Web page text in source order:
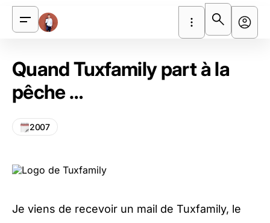
Quand Tuxfamily part à la
pêche …
2007
Je viens de recevoir un mail de Tuxfamily, le